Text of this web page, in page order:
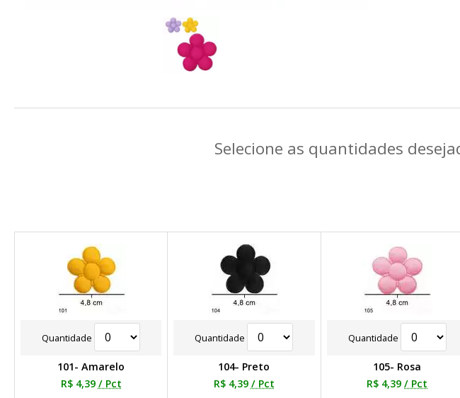
Selecione as quantidades
Quantidade
101- Amarelo
R$ 4,39 / Pct
Quantidade
104- Preto
R$ 4,39 / Pct
Quantidade
105- Rosa
R$ 4,39 / Pct